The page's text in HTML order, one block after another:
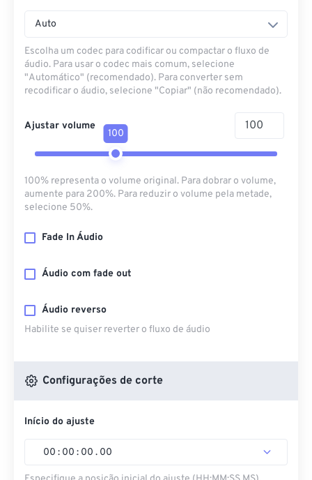
Auto
Escolha um codec para codificar ou compactar o fluxo de
áudio. Para usar o codec mais comum, selecione
"Automático" (recomendado). Para converter sem
recodificar o áudio, selecione "Copiar" (não recomendado).
Ajustar volume
100
100% representa o volume original. Para dobrar o volume,
aumente para 200%. Para reduzir o volume pela metade,
selecione 50%.
Fade In Áudio
Áudio com fade out
Áudio reverso
Habilite se quiser reverter o fluxo de áudio
Configurações de corte
Início do ajuste
00 : 00 : 00 . 00